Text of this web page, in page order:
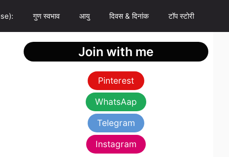
गुण स्वभाव आयु दिवस & दिनांक टॉप स्टोरी
Join with me
Pinterest
WhatsAap
Telegram
Instagram